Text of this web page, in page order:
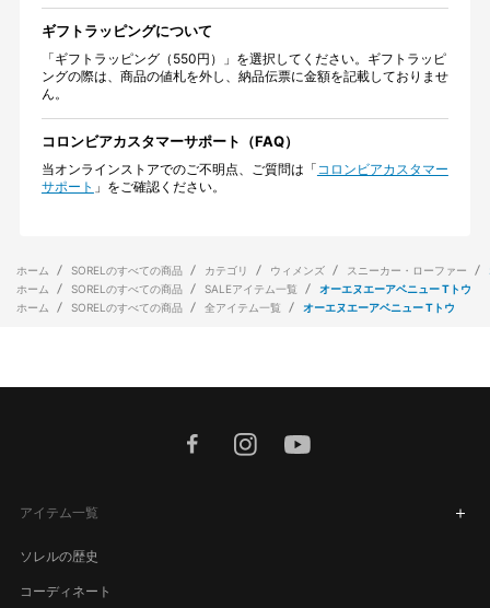
ギフトラッピングについて
「ギフトラッピング（550円）」を選択してください。ギフトラッピ
ングの際は、商品の値札を外し、納品伝票に金額を記載しておりませ
ん。
コロンビアカスタマーサポート（FAQ）
当オンラインストアでのご不明点、ご質問は「 コロンビアカスタマー
サポート 」をご確認ください。
ホーム SORELのすべての商品 カテゴリ ウィメンズ スニーカー・ローファー
ホーム
SORELのすべての商品 SALEアイテム一覧
オーエヌエーアベニュー Tトウ
ホーム
SORELのすべての商品 全アイテム一覧 オーエヌエーアベニュー Tトウ
facebookinstagram
アイテム一覧
ソレルの歴史
コーディネート